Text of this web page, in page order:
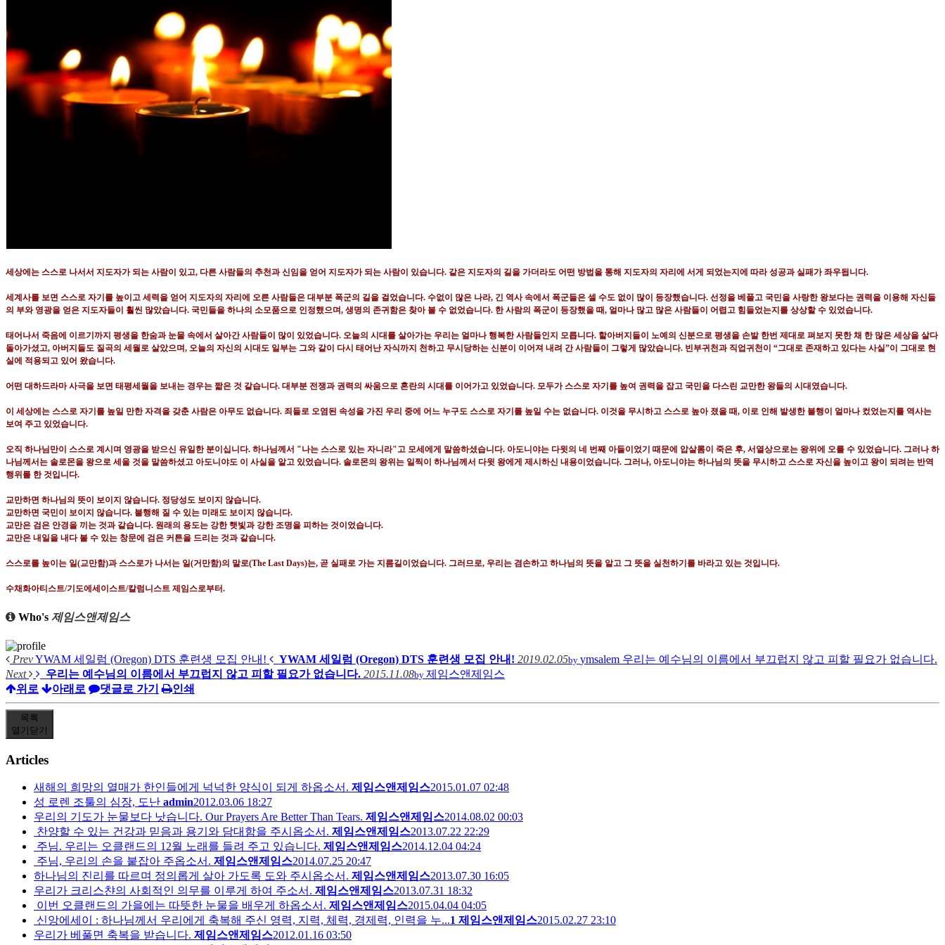
세상에는 스스로 나서서 지도자가 되는 사람이 있고, 다른 사람들의 추천과 신임을 얻어 지도자가 되는 사람이 있습니다. 같은 지도자의 길을 가더라도 어떤 방법을 통해 지도자의 자리에 서게 되었는지에 따라 성공과 실패가 좌우됩니다.
세계사를 보면 스스로 자기를 높이고 세력을 얻어 지도자의 자리에 오른 사람들은 대부분 폭군의 길을 걸었습니다. 수없이 많은 나라, 긴 역사 속에서 폭군들은 셀 수도 없이 많이 등장했습니다. 선정을 베풀고 국민을 사랑한 왕보다는 권력을 이용해 자신들
의 부와 영광을 얻은 지도자들이 훨씬 많았습니다. 국민들을 하나의 소모품으로 인정했으며, 생명의 존귀함은 찾아 볼 수 없었습니다. 한 사람의 폭군이 등장했을 때, 얼마나 많고 많은 사람들이 어렵고 힘들었는지를 상상할 수 있었습니다.
태어나서 죽음에 이르기까지 평생을 한숨과 눈물 속에서 살아간 사람들이 많이 있었습니다. 오늘의 시대를 살아가는 우리는 얼마나 행복한 사람들인지 모릅니다. 할아버지들이 노예의 신분으로 평생을 손발 한번 제대로 펴보지 못한 채 한 많은 세상을 살다
돌아가셨고, 아버지들도 질곡의 세월로 살았으며, 오늘의 자신의 시대도 일부는 그와 같이 다시 태어난 자식까지 천하고 무시당하는 신분이 이어져 내려 간 사람들이 그렇게 많았습니다. 빈부귀천과 직업귀천이 “그대로 존재하고 있다는 사실”이 그대로 현
실에 적용되고 있어 왔습니다.
어떤 대하드라마 사극을 보면 태평세월을 보내는 경우는 짧은 것 같습니다. 대부분 전쟁과 권력의 싸움으로 혼란의 시대를 이어가고 있었습니다. 모두가 스스로 자기를 높여 권력을 잡고 국민을 다스린 교만한 왕들의 시대였습니다.
이 세상에는 스스로 자기를 높일 만한 자격을 갖춘 사람은 아무도 없습니다. 죄들로 오염된 속성을 가진 우리 중에 어느 누구도 스스로 자기를 높일 수는 없습니다. 이것을 무시하고 스스로 높아 졌을 때, 이로 인해 발생한 불행이 얼마나 컸었는지를 역사는
보여 주고 있었습니다.
오직 하나님만이 스스로 계시며 영광을 받으신 유일한 분이십니다. 하나님께서 "나는 스스로 있는 자니라"고 모세에게 말씀하셨습니다. 아도니야는 다윗의 네 번째 아들이었기 때문에 압살롬이 죽은 후, 서열상으로는 왕위에 오를 수 있었습니다. 그러나 하
나님께서는 솔로몬을 왕으로 세울 것을 말씀하셨고 아도니야도 이 사실을 알고 있었습니다. 솔로몬의 왕위는 일찍이 하나님께서 다윗 왕에게 제시하신 내용이었습니다. 그러나, 아도니야는 하나님의 뜻을 무시하고 스스로 자신을 높이고 왕이 되려는 반역
행위를 한 것입니다.
교만하면 하나님의 뜻이 보이지 않습니다. 정당성도 보이지 않습니다.
교만하면 국민이 보이지 않습니다. 불행해 질 수 있는 미래도 보이지 않습니다.
교만은 검은 안경을 끼는 것과 같습니다. 원래의 용도는 강한 햇빛과 강한 조명을 피하는 것이었습니다.
교만은 내일을 내다 볼 수 있는 창문에 검은 커튼을 드리는 것과 같습니다.
스스로를 높이는 일(교만함)과 스스로가 나서는 일(거만함)의 말로(The Last Days)는, 곧 실패로 가는 지름길이었습니다. 그러므로, 우리는 겸손하고 하나님의 뜻을 알고 그 뜻을 실천하기를 바라고 있는 것입니다.
수채화아티스트/기도에세이스트/칼럼니스트 제임스로부터.
Who's 제임스앤제임스
PrevYWAM 세일럼 (Oregon) DTS 훈련생 모집 안내! YWAM 세일럼 (Oregon) DTS 훈련생 모집 안내! 2019.02.05by ymsalem 우리는 예수님의 이름에서 부끄럽지 않고 피할 필요가 없습니다.
Next
우리는 예수님의 이름에서 부끄럽지 않고 피할 필요가 없습니다. 2015.11.08by 제임스앤제임스
위로
아래로 댓글로 가기 인쇄
목록
열기 닫기
Articles
새해의 희망의 열매가 한인들에게 넉넉한 양식이 되게 하옵소서. 제임스앤제임스2015.01.07 02:48
성 로렌 조툴의 심장, 도난 admin2012.03.06 18:27
우리의 기도가 눈물보다 낫습니다. Our Prayers Are Better Than Tears. 제임스앤제임스2014.08.02 00:03
찬양할 수 있는 건강과 믿음과 용기와 담대함을 주시옵소서. 제임스앤제임스2013.07.22 22:29
주님. 우리는 오클랜드의 12월 노래를 들려 주고 있습니다. 제임스앤제임스2014.12.04 04:24
주님, 우리의 손을 붙잡아 주옵소서. 제임스앤제임스2014.07.25 20:47
하나님의 진리를 따르며 정의롭게 살아 가도록 도와 주시옵소서. 제임스앤제임스2013.07.30 16:05
우리가 크리스챤의 사회적인 의무를 이루게 하여 주소서. 제임스앤제임스2013.07.31 18:32
이번 오클랜드의 가을에는 따뜻한 눈물을 배우게 하옵소서. 제임스앤제임스2015.04.04 04:05
신앙에세이 : 하나님께서 우리에게 축복해 주신 영력, 지력, 체력, 경제력, 인력을 누...1 제임스앤제임스2015.02.27 23:10
우리가 베풀면 축복을 받습니다. 제임스앤제임스2012.01.16 03:50